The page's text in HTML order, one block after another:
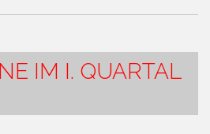
IM I. QUARTAL